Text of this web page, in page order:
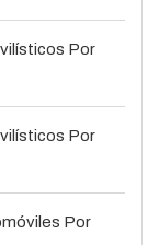
Por
Por
Por